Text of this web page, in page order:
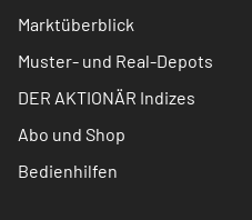
Marktüberblick
Muster- und Real-Depots
DER AKTIONÄR Indizes
Abo und Shop
Bedienhilfen